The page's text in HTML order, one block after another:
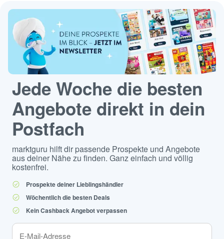
Jede Woche die besten
Angebote direkt in dein
Postfach
marktguru hilft dir passende Prospekte und Angebote
aus deiner Nähe zu finden. Ganz einfach und völlig
kostenfrei.
Prospekte deiner Lieblingshändler
Wöchentlich die besten Deals
Kein Cashback Angebot verpassen